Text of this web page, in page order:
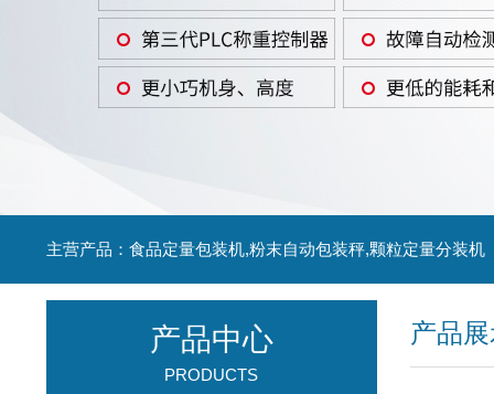
主营产品：食品定量包装机,粉末自动包装秤,颗粒定量分装机
产品
产品中心
PRODUCTS